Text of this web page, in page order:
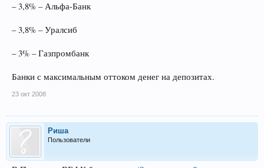
– 3,8% – Альфа-Банк
– 3,8% – Уралсиб
– 3% – Газпромбанк
Банки с максимальным оттоком денег на депозитах.
23 окт 2008
Риша
Пользователи